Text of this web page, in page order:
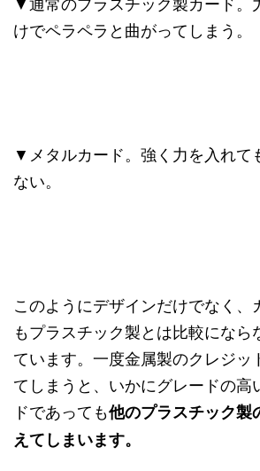
けでペラペラと曲がってしまう。
▼メタルカード。強く力を入れて
ない。
このようにデザインだけでなく、
もプラスチック製とは比較になら
ています。一度金属製のクレジッ
てしまうと、いかにグレードの高
ドであっても他のプラスチック製
えてしまいます。